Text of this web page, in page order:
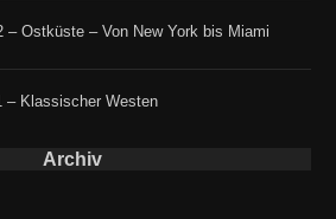
– Ostküste – Von New York bis Miami
– Klassischer Westen
Archiv